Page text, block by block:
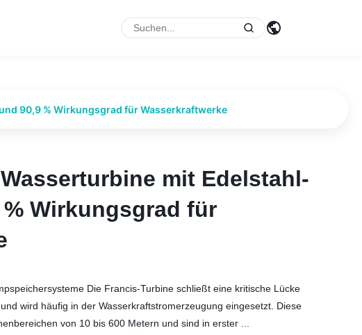
90,9 % Wirkungsgrad für Wasserkraftwerke
mit Edelstahl-
Wirkungsgrad für
mit Edelstahl-
Wirkungsgrad für
Die Francis-Turbine schließt eine kritische Lücke
wird häufig in der Wasserkraftstromerzeugung eingesetzt. Diese
von 10 bis 600 Metern und sind in erster ...